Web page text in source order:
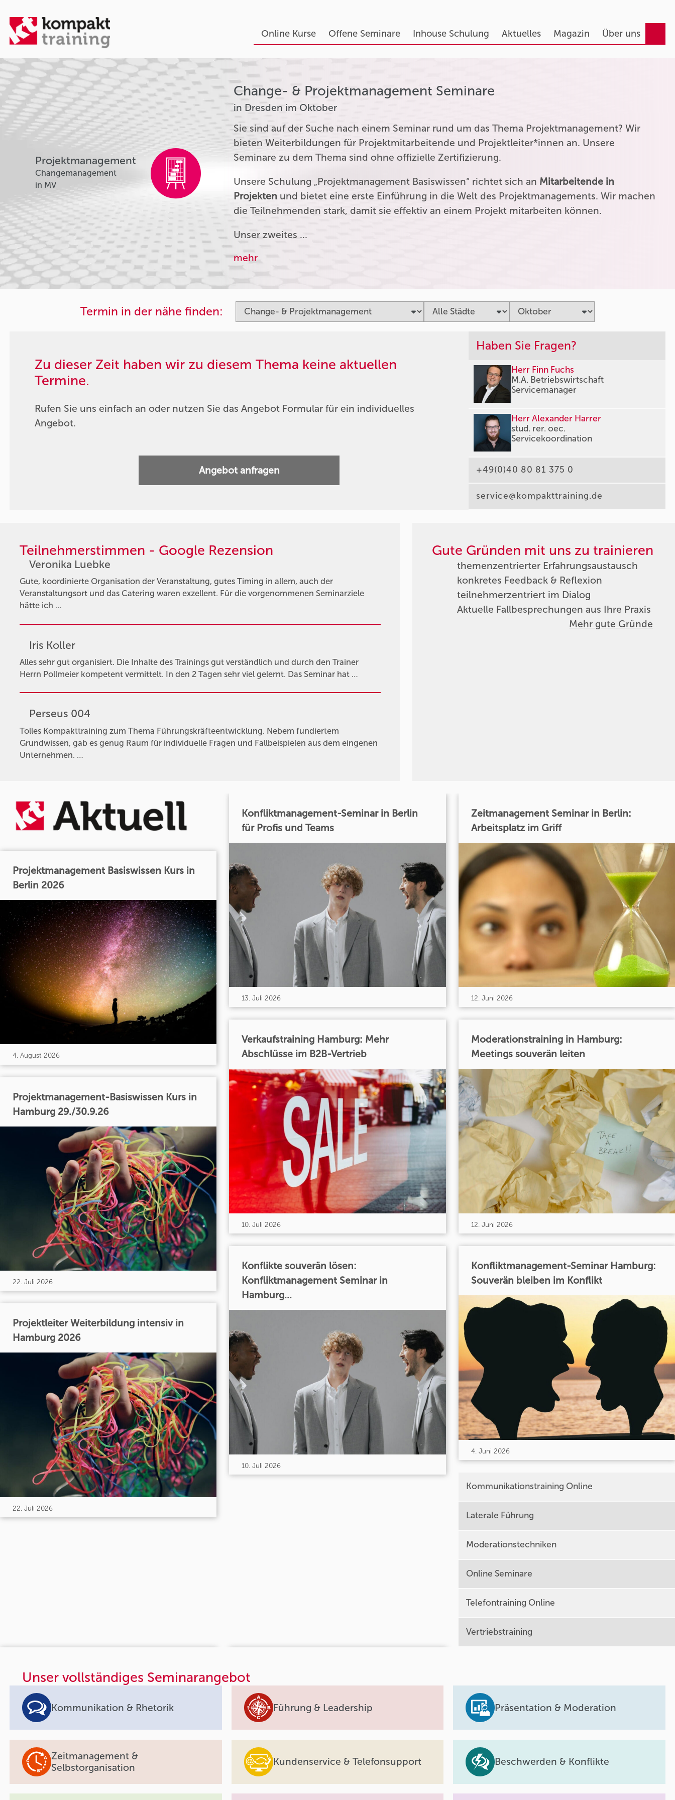
Online Kurse Offene Seminare Inhouse Schulung Aktuelles Magazin Über uns
Projektmanagement
Changemanagement
in MV
Change- & Projektmanagement Seminare
in Dresden im Oktober
Sie sind auf der Suche nach einem Seminar rund um das Thema Projektmanagement? Wir
bieten Weiterbildungen für Projektmitarbeitende und Projektleiter*innen an. Unsere
Seminare zu dem Thema sind ohne offizielle Zertifizierung.
Unsere Schulung „Projektmanagement Basiswissen“ richtet sich an Mitarbeitende in
Projekten und bietet eine erste Einführung in die Welt des Projektmanagements. Wir machen
die Teilnehmenden stark, damit sie effektiv an einem Projekt mitarbeiten können.
Unser zweites …
mehr
Termin in der nähe finden:
Zu dieser Zeit haben wir zu diesem Thema keine aktuellen
Termine.
Rufen Sie uns einfach an oder nutzen Sie das Angebot Formular für ein individuelles
Angebot.
Angebot anfragen
Haben Sie Fragen?
Herr Finn Fuchs
M.A. Betriebswirtschaft
Servicemanager
Herr Alexander Harrer
stud. rer. oec.
Servicekoordination
+49(0)40 80 81 375 0
service@kompakttraining.de
Teilnehmerstimmen - Google Rezension
Veronika Luebke
Gute, koordinierte Organisation der Veranstaltung, gutes Timing in allem, auch der
Veranstaltungsort und das Catering waren exzellent. Für die vorgenommenen Seminarziele
hätte ich …
Iris Koller
Alles sehr gut organisiert. Die Inhalte des Trainings gut verständlich und durch den Trainer
Herrn Pollmeier kompetent vermittelt. In den 2 Tagen sehr viel gelernt. Das Seminar hat …
Perseus 004
Tolles Kompakttraining zum Thema Führungskräfteentwicklung. Nebem fundiertem
Grundwissen, gab es genug Raum für individuelle Fragen und Fallbeispielen aus dem eingenen
Unternehmen. …
Gute Gründen mit uns zu trainieren
themenzentrierter Erfahrungsaustausch
konkretes Feedback & Reflexion
teilnehmerzentriert im Dialog
Aktuelle Fallbesprechungen aus Ihre Praxis
Mehr gute Gründe
Projektmanagement Basiswissen Kurs in
Berlin 2026
4. August 2026
Projektmanagement-Basiswissen Kurs in
Hamburg 29./30.9.26
22. Juli 2026
Projektleiter Weiterbildung intensiv in
Hamburg 2026
22. Juli 2026
Konfliktmanagement-Seminar in Berlin
für Profis und Teams
13. Juli 2026
Verkaufstraining Hamburg: Mehr
Abschlüsse im B2B-Vertrieb
10. Juli 2026
Konflikte souverän lösen:
Konfliktmanagement Seminar in
Hamburg...
10. Juli 2026
Zeitmanagement Seminar in Berlin:
Arbeitsplatz im Griff
12. Juni 2026
Moderationstraining in Hamburg:
Meetings souverän leiten
12. Juni 2026
Konfliktmanagement-Seminar Hamburg:
Souverän bleiben im Konflikt
4. Juni 2026
Kommunikationstraining Online
Laterale Führung
Moderationstechniken
Online Seminare
Telefontraining Online
Vertriebstraining
Unser vollständiges Seminarangebot
Kommunikation & Rhetorik Führung & Leadership Präsentation & Moderation
Zeitmanagement &
Selbstorganisation
Kundenservice & Telefonsupport Beschwerden & Konflikte